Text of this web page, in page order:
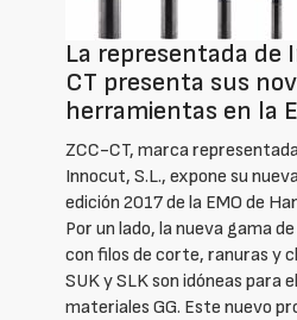
La representada de
CT presenta sus
herramientas en la
ZCC-CT, marca
Innocut, S.L., expone su
edición 2017 de la EMO de
Por un lado, la nueva gama
con filos de corte, ranuras y
SUK y SLK son idóneas para
materiales GG. Este nuevo